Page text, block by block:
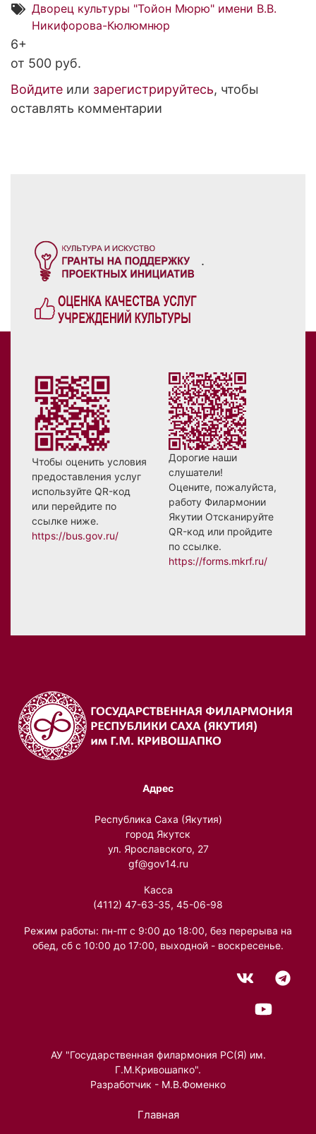
Дворец культуры "Тойон Мюрю" имени В.В.
Никифорова-Кюлюмнюр
6+
от 500 руб.
Войдите или зарегистрируйтесь, чтобы
оставлять комментарии
.
Чтобы оценить условия
предоставления услуг
используйте QR-код
или перейдите по
ссылке ниже.
https://bus.gov.ru/
Дорогие наши
слушатели!
Оцените, пожалуйста,
работу Филармонии
Якутии Отсканируйте
QR-код или пройдите
по ссылке.
https://forms.mkrf.ru/
Адрес
Республика Саха (Якутия)
город Якутск
ул. Ярославского, 27
gf@gov14.ru
Касса
(4112) 47-63-35, 45-06-98
Режим работы: пн-пт с 9:00 до 18:00, без перерыва на
обед, сб с 10:00 до 17:00, выходной - воскресенье.
АУ "Государственная филармония РС(Я) им.
Г.М.Кривошапко".
Разработчик - М.В.Фоменко
Главная